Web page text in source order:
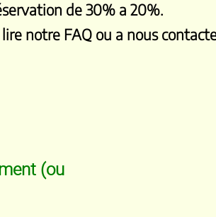
de 30% a 20%.
notre FAQ ou a nous
(ou